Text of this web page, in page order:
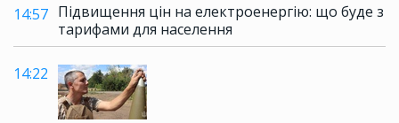
14:57 Підвищення цін на електроенергію: що буде з
тарифами для населення
14:22